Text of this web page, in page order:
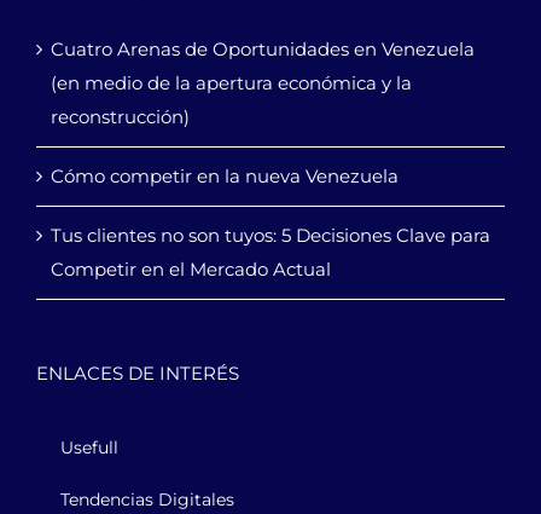
Cuatro Arenas de Oportunidades en Venezuela
(en medio de la apertura económica y la
reconstrucción)
Cómo competir en la nueva Venezuela
Tus clientes no son tuyos: 5 Decisiones Clave para
Competir en el Mercado Actual
ENLACES DE INTERÉS
Usefull
Tendencias Digitales